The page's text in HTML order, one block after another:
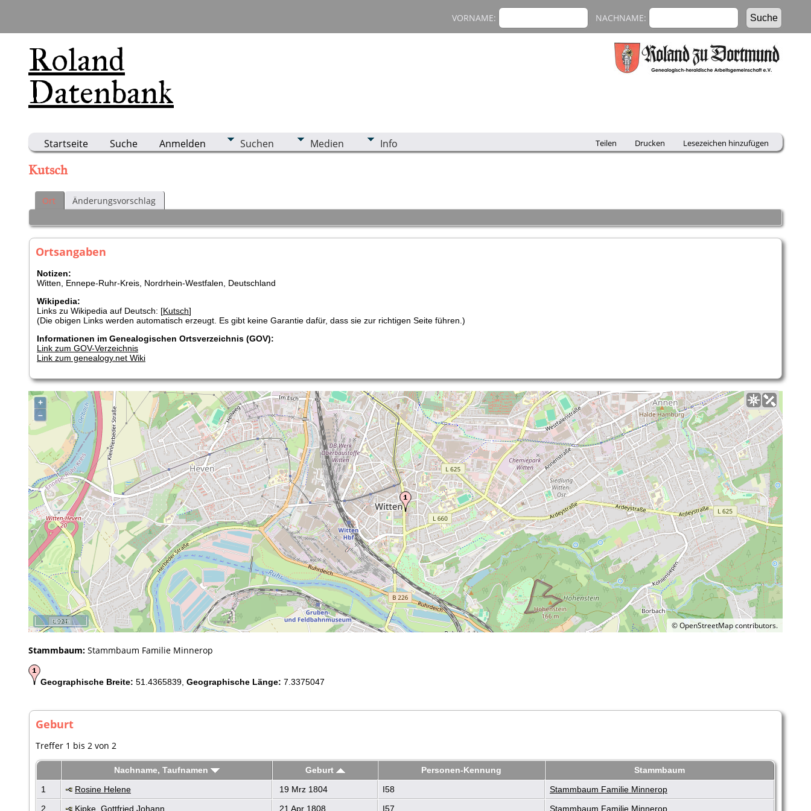
Roland
Datenbank
VORNAME: NACHNAME:
Startseite Suche Anmelden Suchen Medien Info Teilen Drucken Lesezeichen hinzufügen
Kutsch
Ort Änderungsvorschlag
Ortsangaben
Notizen:
Witten, Ennepe-Ruhr-Kreis, Nordrhein-Westfalen, Deutschland
Wikipedia:
Links zu Wikipedia auf Deutsch: [Kutsch]
(Die obigen Links werden automatisch erzeugt. Es gibt keine Garantie dafür, dass sie zur richtigen Seite führen.)
Informationen im Genealogischen Ortsverzeichnis (GOV):
Link zum GOV-Verzeichnis
Link zum genealogy.net Wiki
+
–
©OpenStreetMapcontributors.
500 m
Stammbaum: Stammbaum Familie Minnerop
Geographische Breite: 51.4365839, Geographische Länge: 7.3375047
Geburt
Treffer 1 bis 2 von 2
Nachname, Taufnamen Geburt Personen-Kennung
Stammbaum
1
Rosine Helene 19 Mrz 1804 I58
Stammbaum Familie Minnerop
2
Kipke, Gottfried Johann 21 Apr 1808 I57 Stammbaum Familie Minnerop